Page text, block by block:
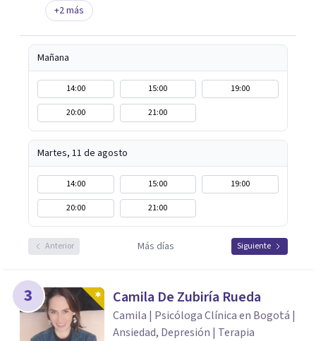
+2más
Mañana
14:00 15:00
19:00
20:00
21:00
Martes, 11 de agosto
14:00 15:00
19:00
20:00
21:00
Anterior Más días Siguiente
3 Camila De Zubiría Rueda
Camila | Psicóloga Clínica en Bogotá |
Ansiedad, Depresión | Terapia